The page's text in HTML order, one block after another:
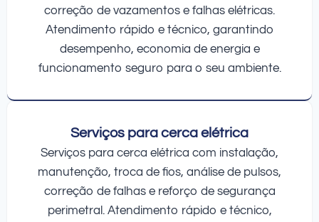
correção de vazamentos e falhas elétricas.
Atendimento rápido e técnico, garantindo
desempenho, economia de energia e
funcionamento seguro para o seu ambiente.
Serviços para cerca elétrica
Serviços para cerca elétrica com instalação,
manutenção, troca de fios, análise de pulsos,
correção de falhas e reforço de segurança
perimetral. Atendimento rápido e técnico,